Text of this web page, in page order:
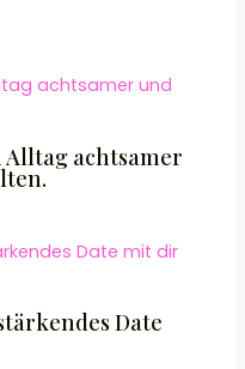
achtsamer
Date